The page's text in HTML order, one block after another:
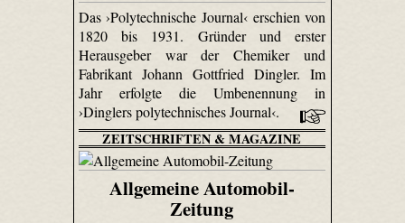
Das ›Polytechnische Journal‹ erschien von
1820 bis 1931. Gründer und erster
Herausgeber war der Chemiker und
Fabrikant Johann Gottfried Dingler. Im
Jahr erfolgte die Umbenennung in
›Dinglers polytechnisches Journal‹.
ZEITSCHRIFTEN & MAGAZINE
Allgemeine Automobil-
Zeitung